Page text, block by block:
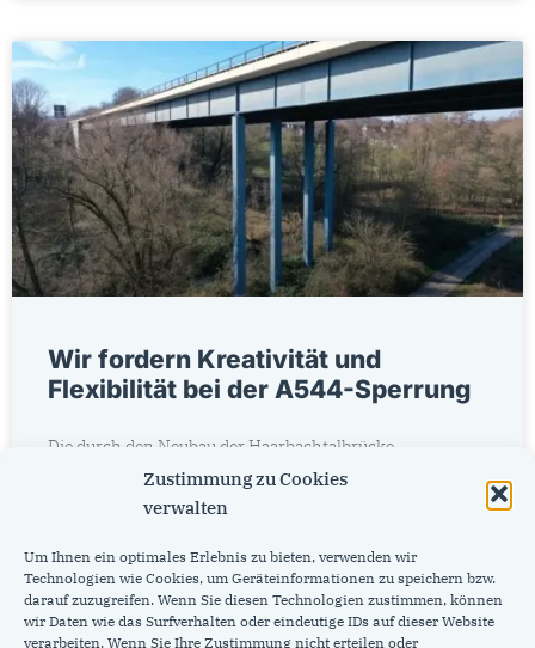
Zustimmung zu Cookies
verwalten
Um Ihnen ein optimales Erlebnis zu bieten, verwenden wir
Technologien wie Cookies, um Geräteinformationen zu speichern bzw.
darauf zuzugreifen. Wenn Sie diesen Technologien zustimmen, können
wir Daten wie das Surfverhalten oder eindeutige IDs auf dieser Website
verarbeiten. Wenn Sie Ihre Zustimmung nicht erteilen oder
Wir fordern Kreativität und
Flexibilität bei der A544-Sperrung
Die durch den Neubau der Haarbachtalbrücke
notwendige Sperrung der A544 droht zu einem
Verkehrsinfarkt in Aachen und der Region zu führen. Wir
setzen uns deshalb
Weiterlesen »